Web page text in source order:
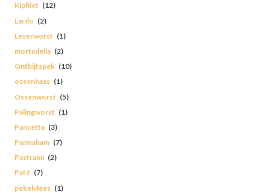
Kipfilet (12)
Lardo (2)
Leverworst (1)
mortadella (2)
Ontbijtspek (10)
ossenhaas (1)
Ossenworst (5)
Palingworst (1)
Pancetta (3)
Parmaham (7)
Pastrami (2)
Paté (7)
pekelvlees (1)